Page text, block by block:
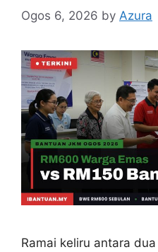
Ogos 6, 2026 by Azura
Ramai keliru antara